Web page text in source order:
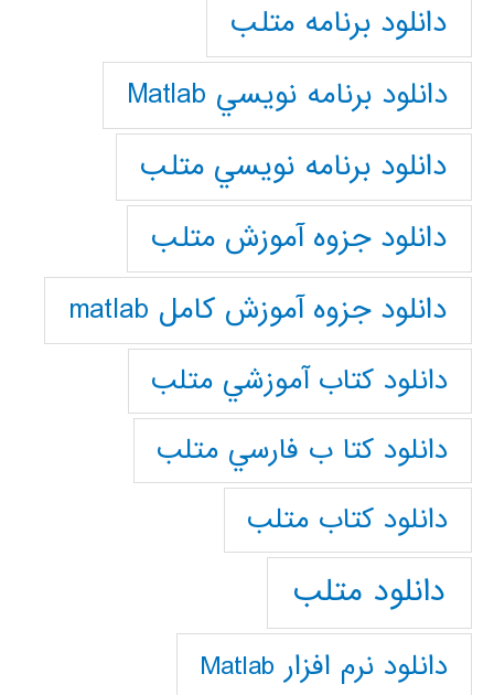
دانلود برنامه متلب
دانلود برنامه نويسي Matlab
دانلود برنامه نويسي متلب
دانلود جزوه آموزش متلب
دانلود جزوه آموزش کامل matlab
دانلود كتاب آموزشي متلب
دانلود كتا ب فارسي متلب
دانلود كتاب متلب
دانلود متلب
دانلود نرم افزار Matlab